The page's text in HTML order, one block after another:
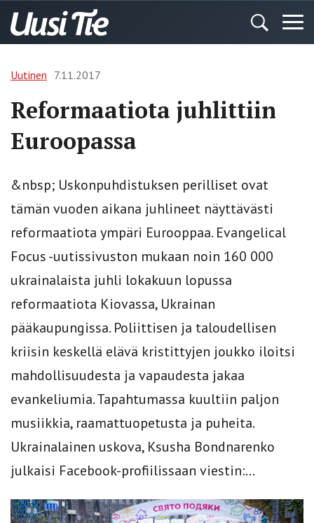
Uutinen 7.11.2017
Reformaatiota juhlittiin
Euroopassa
&nbsp; Uskonpuhdistuksen perilliset ovat
tämän vuoden aikana juhlineet näyttävästi
reformaatiota ympäri Eurooppaa. Evangelical
Focus -uutissivuston mukaan noin 160 000
ukrainalaista juhli lokakuun lopussa
reformaatiota Kiovassa, Ukrainan
pääkaupungissa. Poliittisen ja taloudellisen
kriisin keskellä elävä kristittyjen joukko iloitsi
mahdollisuudesta ja vapaudesta jakaa
evankeliumia. Tapahtumassa kuultiin paljon
musiikkia, raamattuopetusta ja puheita.
Ukrainalainen uskova, Ksusha Bondnarenko
julkaisi Facebook-profiilissaan viestin:...